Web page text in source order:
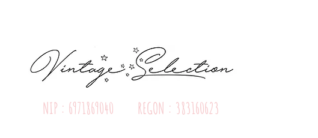
NIP : 6971869040 REGON : 383160623